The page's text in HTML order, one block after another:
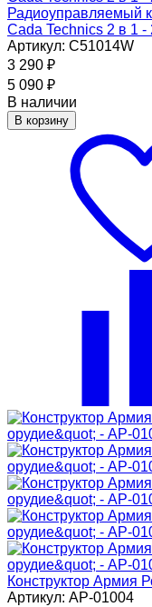
Радиоуправляемый
Cada Technics 2 в 1 -
Артикул: C51014W
3 290 ₽
5 090 ₽
В наличии
В корзину
Конструктор Армия
Артикул: АР-01004